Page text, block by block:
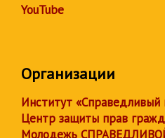
YouTube
Организации
Институт «Справедливый
Центр защиты прав
Молодежь